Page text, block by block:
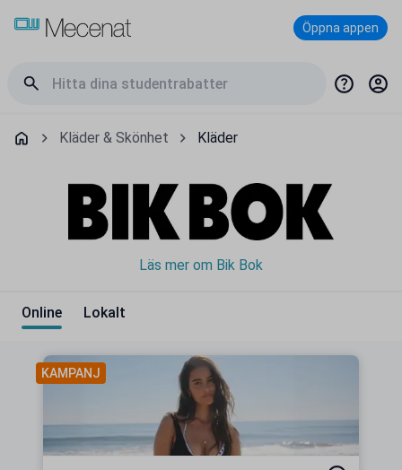
Öppna appen
Kläder & Skönhet Kläder
Läs mer om Bik Bok
Online Lokalt
KAMPANJ